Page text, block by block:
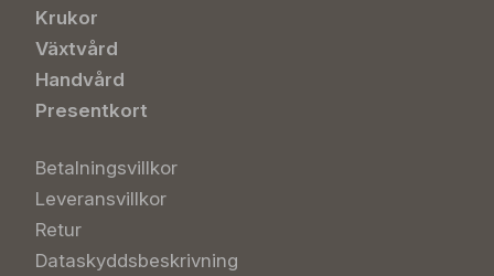
Krukor
Växtvård
Handvård
Presentkort
Betalningsvillkor
Leveransvillkor
Retur
Dataskyddsbeskrivning